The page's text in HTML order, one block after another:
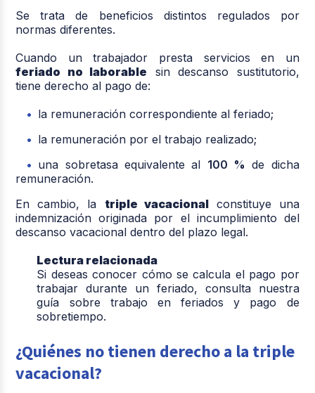
Se trata de beneficios distintos regulados por
normas diferentes.
Cuando un trabajador presta servicios en un
feriado no laborable sin descanso sustitutorio,
tiene derecho al pago de:
la remuneración correspondiente al feriado;
la remuneración por el trabajo realizado;
una sobretasa equivalente al 100 % de dicha
remuneración.
En cambio, la triple vacacionalconstituye una
indemnización originada por el incumplimiento del
descanso vacacional dentro del plazo legal.
Lectura relacionada
Si deseas conocer cómo se calcula el pago por
trabajar durante un feriado, consulta nuestra
guía sobre trabajo en feriados y pago de
sobretiempo.
¿Quiénes no tienen derecho a la triple
vacacional?